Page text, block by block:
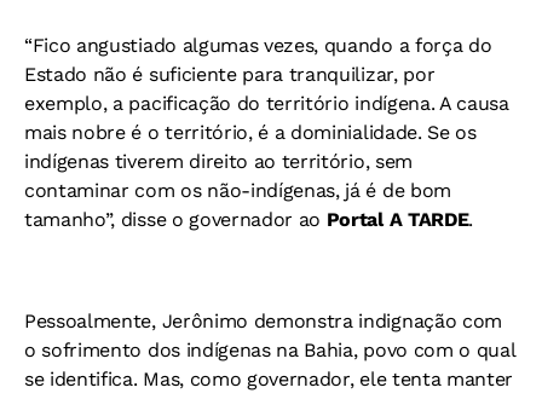
“Fico angustiado algumas vezes, quando a força do
Estado não é suficiente para tranquilizar, por
exemplo, a pacificação do território indígena. A causa
mais nobre é o território, é a dominialidade. Se os
indígenas tiverem direito ao território, sem
contaminar com os não-indígenas, já é de bom
tamanho”, disse o governador ao Portal A TARDE.
Pessoalmente, Jerônimo demonstra indignação com
o sofrimento dos indígenas na Bahia, povo com o qual
se identifica. Mas, como governador, ele tenta manter